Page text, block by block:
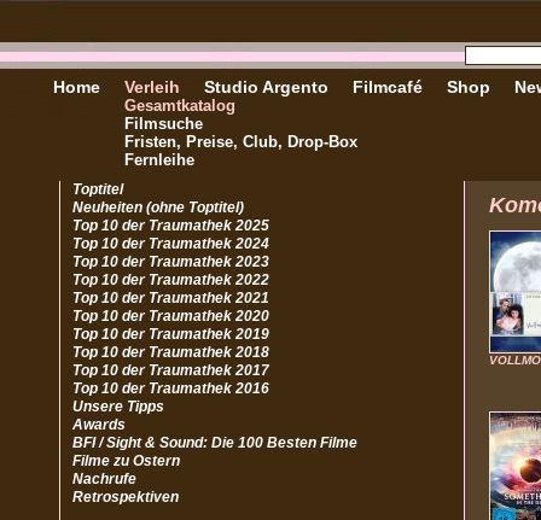
Home Verleih
Gesamtkatalog
Filmsuche
Fristen, Preise, Club, Drop-Box
Fernleihe
Studio Argento Filmcafé Shop
Toptitel
Neuheiten (ohne Toptitel)
Top 10 der Traumathek 2025
Top 10 der Traumathek 2024
Top 10 der Traumathek 2023
Top 10 der Traumathek 2022
Top 10 der Traumathek 2021
Top 10 der Traumathek 2020
Top 10 der Traumathek 2019
Top 10 der Traumathek 2018
Top 10 der Traumathek 2017
Top 10 der Traumathek 2016
Unsere Tipps
Awards
BFI / Sight & Sound: Die 100 Besten Filme
Filme zu Ostern
Nachrufe
Retrospektiven